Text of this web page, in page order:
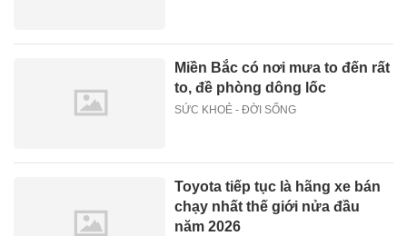
Miền Bắc có nơi mưa to đến rất
to, đề phòng dông lốc
SỨC KHOẺ - ĐỜI SỐNG
Toyota tiếp tục là hãng xe bán
chạy nhất thế giới nửa đầu
năm 2026